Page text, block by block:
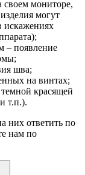
мониторе,
могут
искажениях
– появление
шва;
на винтах;
красящей
т.п.).
них ответить по
нам по